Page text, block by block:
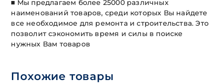
■ Мы предлагаем более 25000 различных
наименований товаров, среди которых Вы найдете
все необходимое для ремонта и строительства. Это
позволит сэкономить время и силы в поиске
нужных Вам товаров
Похожие товары